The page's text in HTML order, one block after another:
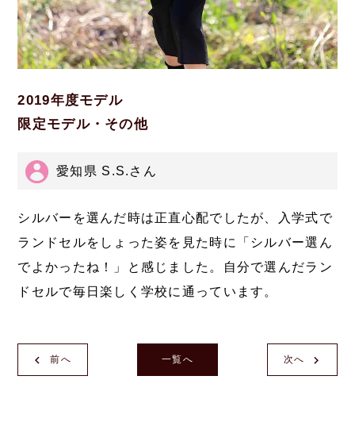
2019年度モデル
限定モデル・その他
愛知県 S.S.さん
シルバーを選んだ時は正直心配でしたが、入学式で
ランドセルをしょった姿を見た時に「シルバー選ん
でよかったね！」と感じました。自分で選んだラン
ドセルで毎日楽しく学校に通っています。
前へ 次へ
一覧へ